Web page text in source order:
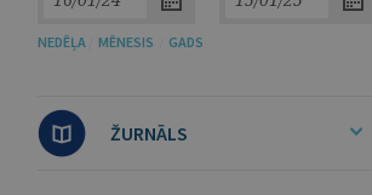
NEDĒĻA MĒNESIS GADS
ŽURNĀLS